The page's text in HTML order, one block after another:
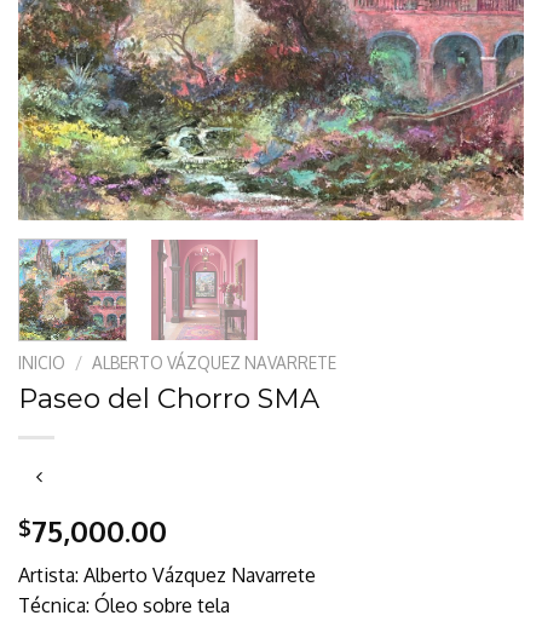
INICIO / ALBERTO VÁZQUEZ NAVARRETE
Paseo del Chorro SMA
$75,000.00
Artista: Alberto Vázquez Navarrete
Técnica: Óleo sobre tela